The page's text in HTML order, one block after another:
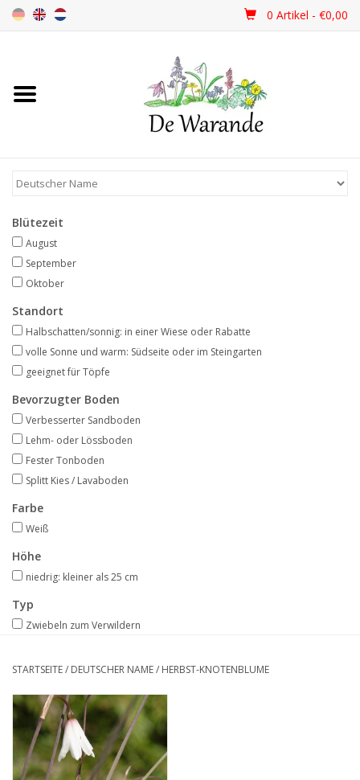
0 Artikel - €0,00
Startseite
Frühjahrsblüher
Sommerblüher
Herbstblüher
Schattenpflanzen
Angebote
Bodenverbesserung
SONSTIGE PRODUKTE
Beratung
Unser Garten!
Starke Zwiebel Tage
Blütezeit
August
September
Oktober
Standort
Halbschatten/sonnig: in einer Wiese oder Rabatte
volle Sonne und warm: Südseite oder im Steingarten
geeignet für Töpfe
Bevorzugter Boden
Verbesserter Sandboden
Lehm- oder Lössboden
Fester Tonboden
Splitt Kies / Lavaboden
Farbe
Weiß
Höhe
niedrig: kleiner als 25 cm
Typ
Zwiebeln zum Verwildern
STARTSEITE/ DEUTSCHER NAME/ HERBST-KNOTENBLUME